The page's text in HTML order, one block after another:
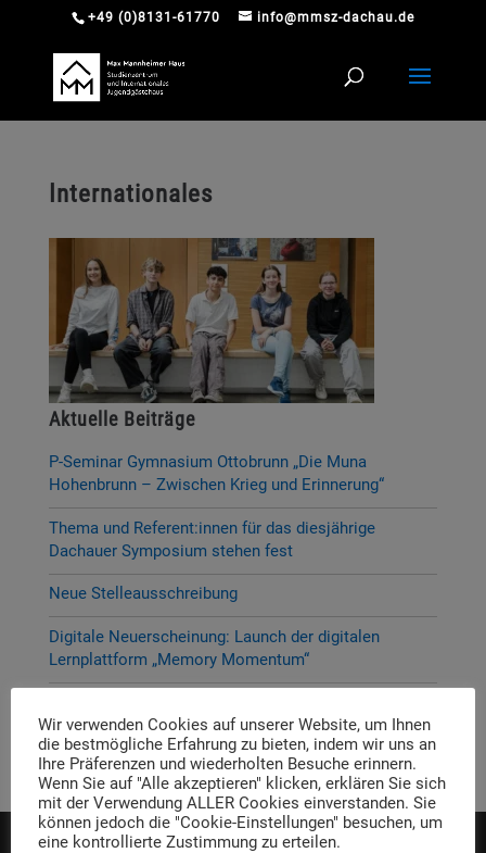
+49 (0)8131-61770 info@mmsz-dachau.de
Internationales
Aktuelle Beiträge
P-Seminar Gymnasium Ottobrunn „Die Muna
Hohenbrunn – Zwischen Krieg und Erinnerung“
Thema und Referent:innen für das diesjährige
Dachauer Symposium stehen fest
Neue Stelleausschreibung
Digitale Neuerscheinung: Launch der digitalen
Lernplattform „Memory Momentum“
Erinnern. Forschen. Vermitteln.
Wir verwenden Cookies auf unserer Website, um Ihnen
die bestmögliche Erfahrung zu bieten, indem wir uns an
Ihre Präferenzen und wiederholten Besuche erinnern.
Wenn Sie auf "Alle akzeptieren" klicken, erklären Sie sich
mit der Verwendung ALLER Cookies einverstanden. Sie
können jedoch die "Cookie-Einstellungen" besuchen, um
eine kontrollierte Zustimmung zu erteilen.